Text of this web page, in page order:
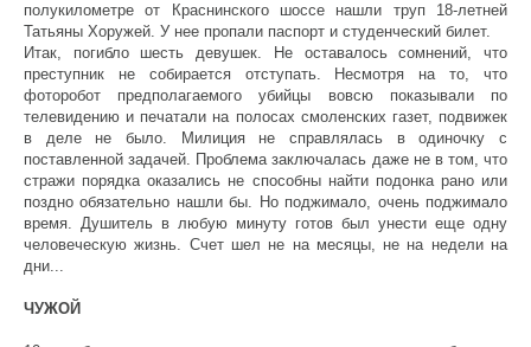
полукилометре от Краснинского шоссе нашли труп 18-летней
Татьяны Хоружей. У нее пропали паспорт и студенческий билет.
Итак, погибло шесть девушек. Не оставалось сомнений, что
преступник не собирается отступать. Несмотря на то, что
фоторобот предполагаемого убийцы вовсю показывали по
телевидению и печатали на полосах смоленских газет, подвижек
в деле не было. Милиция не справлялась в одиночку с
поставленной задачей. Проблема заключалась даже не в том, что
стражи порядка оказались не способны найти подонка рано или
поздно обязательно нашли бы. Но поджимало, очень поджимало
время. Душитель в любую минуту готов был унести еще одну
человеческую жизнь. Счет шел не на месяцы, не на недели на
дни...
ЧУЖОЙ